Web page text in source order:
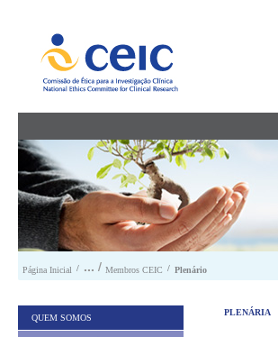
Página Inicial / Membros CEIC / Plenário
QUEM SOMOS
PLENÁRIA